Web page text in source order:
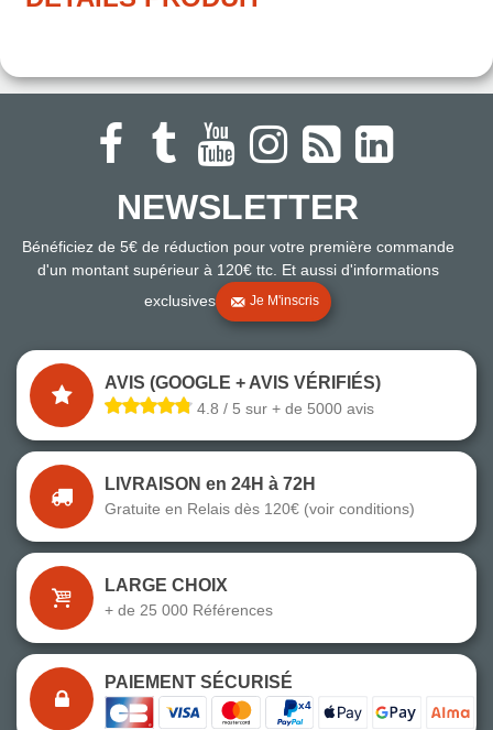
NEWSLETTER
Bénéficiez de 5€ de réduction pour votre première commande
d'un montant supérieur à 120€ ttc. Et aussi d'informations
exclusives
Je M'inscris
AVIS (GOOGLE + AVIS VÉRIFIÉS)
4.8 / 5 sur + de 5000 avis
LIVRAISON en 24H à 72H
Gratuite en Relais dès 120€ (voir conditions)
LARGE CHOIX
+ de 25 000 Références
PAIEMENT SÉCURISÉ